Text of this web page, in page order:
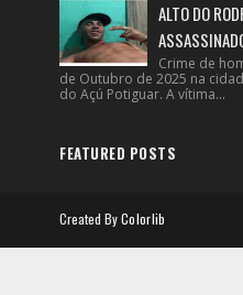
ALTO DO
Crime de
de Outubro de 2025 na
do Açú Potiguar. A vítima...
FEATURED POSTS
Created ByColorlib